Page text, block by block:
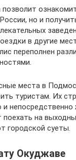
но и
в другие
переполнен
места в
туристам. Их
и
на
городской суеты.
Окуджаве